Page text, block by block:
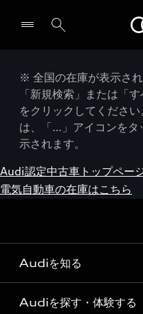
※ 全国の在庫が表示さ
「新規検索」または「
をクリックしてくださ
は、「…」アイコンをタ
示されます。
Audi認定中古車トップペー
電気自動車の在庫はこちら
Audiを知る
Audi ブランド
Audiを探す・体験する